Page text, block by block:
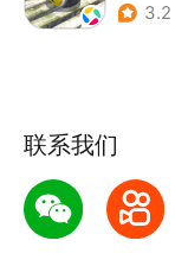
3.2
联系我们